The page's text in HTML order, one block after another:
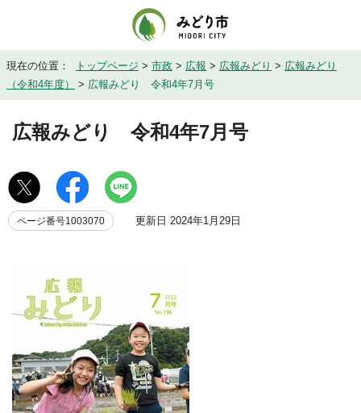
現在の位置： トップページ > 市政 > 広報 > 広報みどり > 広報みどり
（令和4年度）
> 広報みどり 令和4年7月号
広報みどり 令和4年7月号
ページ番号1003070 更新日 2024年1月29日